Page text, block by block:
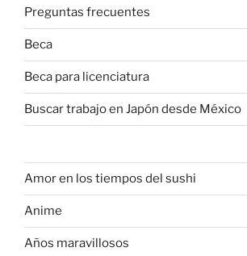
Preguntas frecuentes
Beca
Beca para licenciatura
Buscar trabajo en Japón desde México
Amor en los tiempos del sushi
Anime
Años maravillosos